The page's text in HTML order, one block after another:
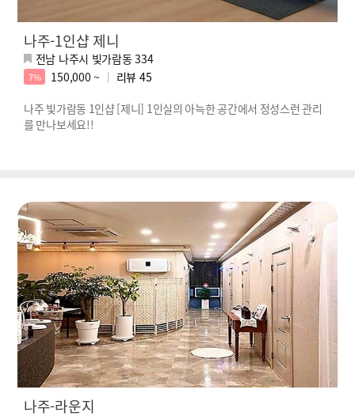
나주-1인샵 제니
전남 나주시 빛가람동 334
7% 150,000 ~ 리뷰 45
나주 빛가람동 1인샵 [제니] 1인실의 아늑한 공간에서 정성스런 관리
를 만나보세요!!
나주-라운지